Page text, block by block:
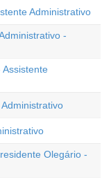
Administrativo
-
Olegário -